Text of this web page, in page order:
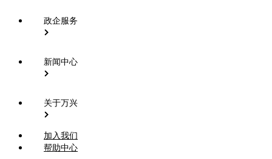
政企服务
新闻中心
关于万兴
加入我们
帮助中心